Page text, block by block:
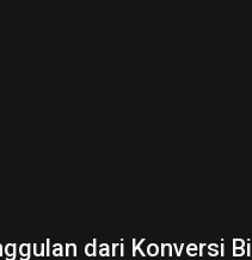
dari Konversi